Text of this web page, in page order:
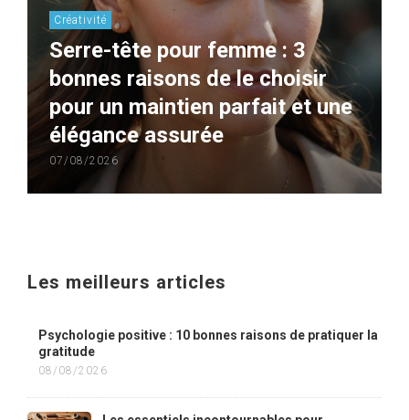
Créativité
Serre-tête pour femme : 3
bonnes raisons de le choisir
pour un maintien parfait et une
élégance assurée
07/08/2026
Les meilleurs articles
Psychologie positive : 10 bonnes raisons de pratiquer la
gratitude
08/08/2026